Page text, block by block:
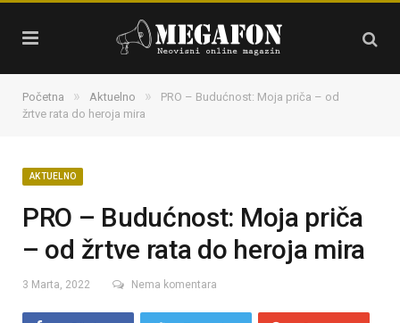
Početna » Aktuelno »
PRO – Budućnost: Moja priča – od
žrtve rata do heroja mira
AKTUELNO
PRO – Budućnost: Moja priča
– od žrtve rata do heroja mira
3 Marta, 2022 Nema komentara